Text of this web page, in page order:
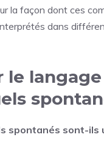
la façon dont ces
dans
le
spontanés sont-ils